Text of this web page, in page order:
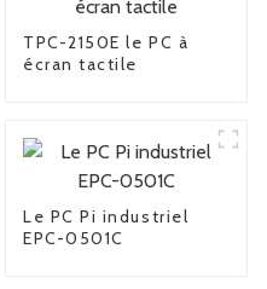
TPC-2150E le PC à
écran tactile
Le PC Pi industriel
EPC-0501C